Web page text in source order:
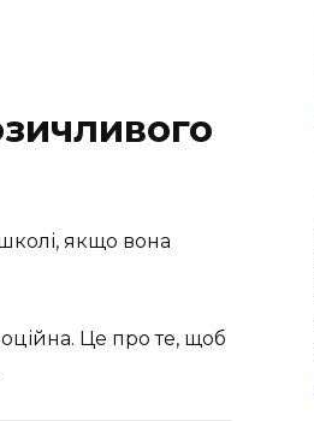
якщо вона
Це про те, щоб